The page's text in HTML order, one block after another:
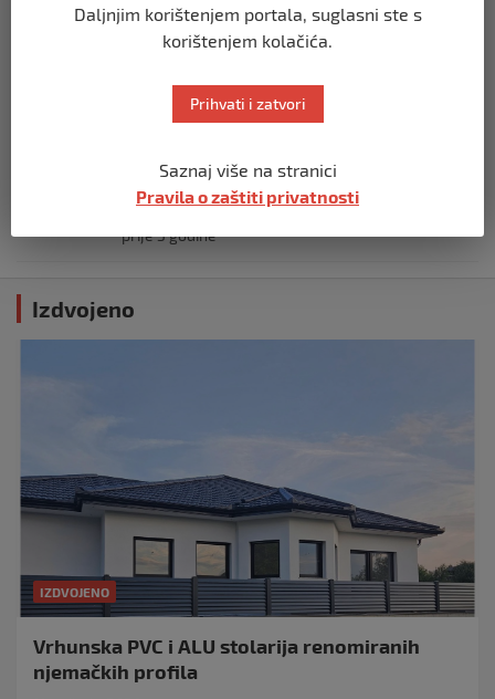
Ko završi svoj dan zikrom i veličanjem
Allaha, cijeli dan će mu biti upisan kao
prije 3 godine
Tužilaštvo BiH podiglo optužnicu protiv
tri Srbina zbog ratnih zločina nad
Bošnjacima na području Vlasenice
prije 3 godine
Izdvojeno
IZDVOJENO
Vrhunska PVC i ALU stolarija renomiranih
njemačkih profila
Daljnjim korištenjem portala, suglasni ste s
korištenjem kolačića.
Prihvati i zatvori
Saznaj više na stranici
Pravila o zaštiti privatnosti